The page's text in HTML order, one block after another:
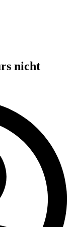
nicht